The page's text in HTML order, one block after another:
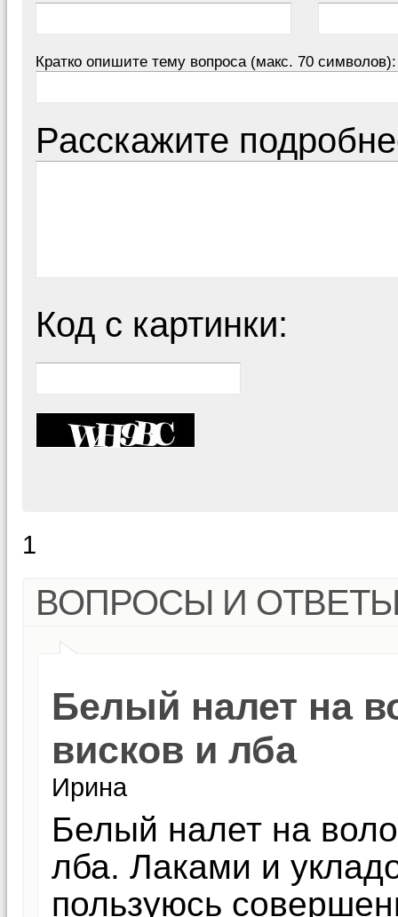
Кратко опишите тему вопроса (макс. 70 символов):
Расскажите
Код с картинки:
1
ВОПРОСЫ И
Белый налет на
висков и лба
Ирина
Белый налет на
лба. Лаками и
пользуюсь